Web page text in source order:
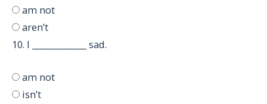
am not
aren’t
10. I _____________ sad.
am not
isn’t